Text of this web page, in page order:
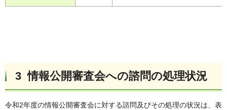
3 情報公開審査会への諮問の処理状況
令和2年度の情報公開審査会に対する諮問及びその処理の状況は、表